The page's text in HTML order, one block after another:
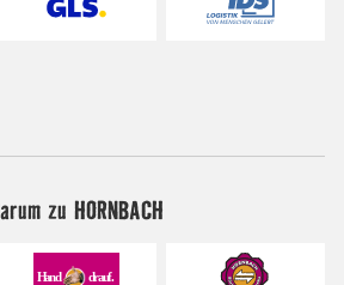
zu HORNBACH